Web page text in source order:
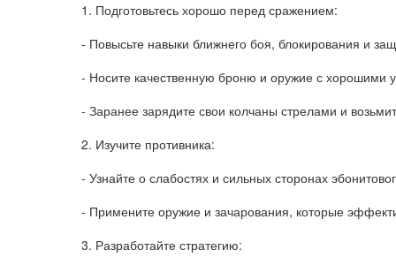
1. Подготовьтесь хорошо перед сражением:
- Повысьте навыки ближнего боя, блокирования и
- Носите качественную броню и оружие с хорошими
- Заранее зарядите свои колчаны стрелами и
2. Изучите противника:
- Узнайте о слабостях и сильных сторонах
- Примените оружие и зачарования, которые
3. Разработайте стратегию: